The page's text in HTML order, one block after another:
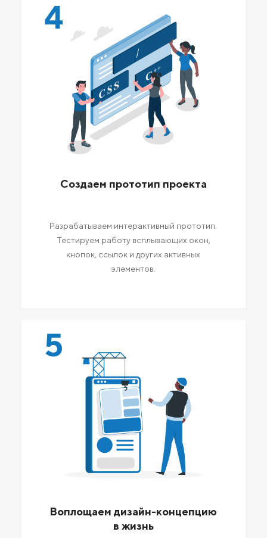
4
Создаем прототип проекта
Разрабатываем интерактивный прототип.
Тестируем работу всплывающих окон,
кнопок, ссылок и других активных
элементов.
5
Воплощаем дизайн-концепцию
в жизнь